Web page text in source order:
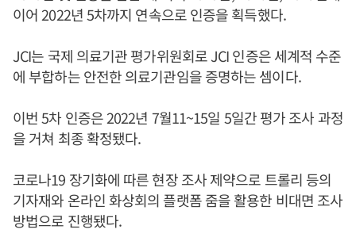
이어 2022년 5차까지 연속으로 인증을 획득했다.
JCI는 국제 의료기관 평가위원회로 JCI 인증은 세계적 수준
에 부합하는 안전한 의료기관임을 증명하는 셈이다.
이번 5차 인증은 2022년 7월11~15일 5일간 평가 조사 과정
을 거쳐 최종 확정됐다.
코로나19 장기화에 따른 현장 조사 제약으로 트롤리 등의
기자재와 온라인 화상회의 플랫폼 줌을 활용한 비대면 조사
방법으로 진행됐다.